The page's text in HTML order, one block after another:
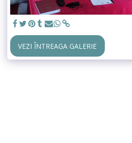
VEZI ÎNTREAGA GALERIE